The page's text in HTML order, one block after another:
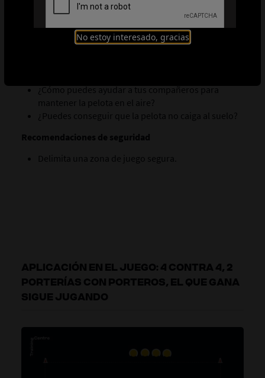
No estoy interesado, gracias
Separa más a los jugadores.
No se puede atrapar el balón: los jugadores deben
golpear la pelota para pasarla al siguiente jugador.
¿Cómo puedes ayudar a tus compañeros para
mantener la pelota en el aire?
¿Puedes conseguir que la pelota no caiga al suelo?
Recomendaciones de seguridad
Delimita una zona de juego segura.
APLICACIÓN EN EL JUEGO: 4 CONTRA 4, 2
PORTERÍAS CON PORTEROS, EL QUE GANA
SIGUE JUGANDO